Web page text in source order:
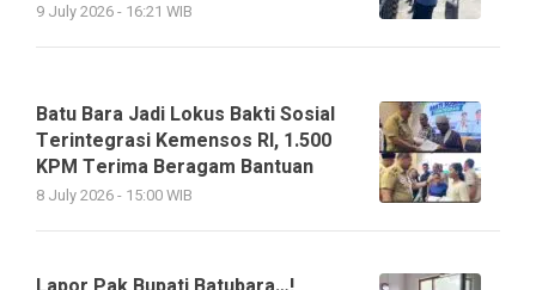
9 July 2026 - 16:21 WIB
Batu Bara Jadi Lokus Bakti Sosial
Terintegrasi Kemensos RI, 1.500
KPM Terima Beragam Bantuan
8 July 2026 - 15:00 WIB